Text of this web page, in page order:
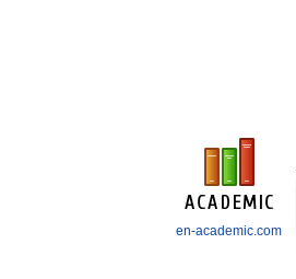
en-academic.com